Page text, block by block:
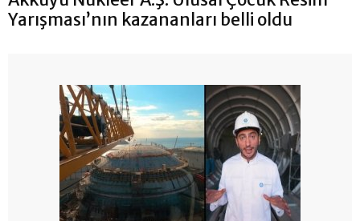
Yarışması’nın kazananları belli oldu